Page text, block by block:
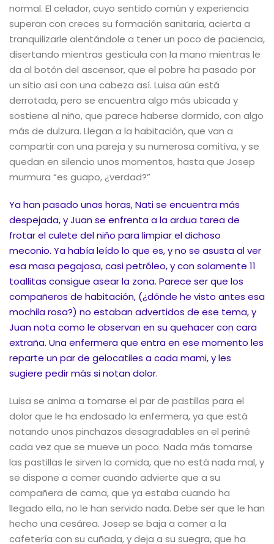
normal. El celador, cuyo sentido común y experiencia
superan con creces su formación sanitaria, acierta a
tranquilizarle alentándole a tener un poco de paciencia,
disertando mientras gesticula con la mano mientras le
da al botón del ascensor, que el pobre ha pasado por
un sitio así con una cabeza así. Luisa aún está
derrotada, pero se encuentra algo más ubicada y
sostiene al niño, que parece haberse dormido, con algo
más de dulzura. Llegan a la habitación, que van a
compartir con una pareja y su numerosa comitiva, y se
quedan en silencio unos momentos, hasta que Josep
murmura “es guapo, ¿verdad?”
Ya han pasado unas horas, Nati se encuentra más
despejada, y Juan se enfrenta a la ardua tarea de
frotar el culete del niño para limpiar el dichoso
meconio. Ya había leído lo que es, y no se asusta al ver
esa masa pegajosa, casi petróleo, y con solamente 11
toallitas consigue asear la zona. Parece ser que los
compañeros de habitación, (¿dónde he visto antes esa
mochila rosa?) no estaban advertidos de ese tema, y
Juan nota como le observan en su quehacer con cara
extraña. Una enfermera que entra en ese momento les
reparte un par de gelocatiles a cada mami, y les
sugiere pedir más si notan dolor.
Luisa se anima a tomarse el par de pastillas para el
dolor que le ha endosado la enfermera, ya que está
notando unos pinchazos desagradables en el periné
cada vez que se mueve un poco. Nada más tomarse
las pastillas le sirven la comida, que no está nada mal, y
se dispone a comer cuando advierte que a su
compañera de cama, que ya estaba cuando ha
llegado ella, no le han servido nada. Debe ser que le han
hecho una cesárea. Josep se baja a comer a la
cafetería con su cuñada, y deja a su suegra, que ha